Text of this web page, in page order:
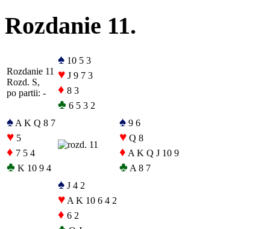
Rozdanie 11.
Rozdanie 11
Rozd. S,
po partii: -
♠ 10 5 3
♥ J 9 7 3
♦ 8 3
♣ 6 5 3 2
♠ A K Q 8 7
♥ 5
♦ 7 5 4
♣ K 10 9 4
♠ 9 6
♥ Q 8
♦ A K Q J 10 9
♣ A 8 7
♠ J 4 2
♥ A K 10 6 4 2
♦ 6 2